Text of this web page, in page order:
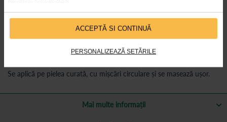
ACCEPTĂ SI CONTINUĂ
PERSONALIZEAZĂ SETĂRILE
Reduce ridurile și previne formarea acestora
Reface aspectul tineresc al tenului
Mod de utilizare ZIAJA Lifting Solution-Crema
Se aplică pe pielea curată, cu mișcări circulare și se masează ușor.
Mai multe informații